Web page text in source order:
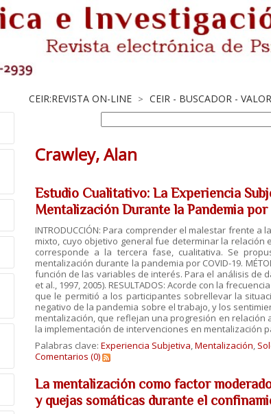
CEIR:REVISTA ON-LINE > CEIR - BUSCADOR -
Crawley, Alan
Estudio Cualitativo: La Experiencia
Mentalización Durante la Pandemia
INTRODUCCIÓN: Para comprender el malestar frente
mixto, cuyo objetivo general fue determinar la relación
corresponde a la tercera fase, cualitativa. Se
mentalización durante la pandemia por COVID-19.
función de las variables de interés. Para el análisis de
et al., 1997, 2005). RESULTADOS: Acorde con la
que le permitió a los participantes sobrellevar la
negativo de la pandemia sobre el trabajo, y los
mentalización, que reflejan una progresión en relación
la implementación de intervenciones en mentalización
Palabras clave: Experiencia Subjetiva,Mentalización,
Comentarios (0)
La mentalización como factor
y quejas somáticas durante el